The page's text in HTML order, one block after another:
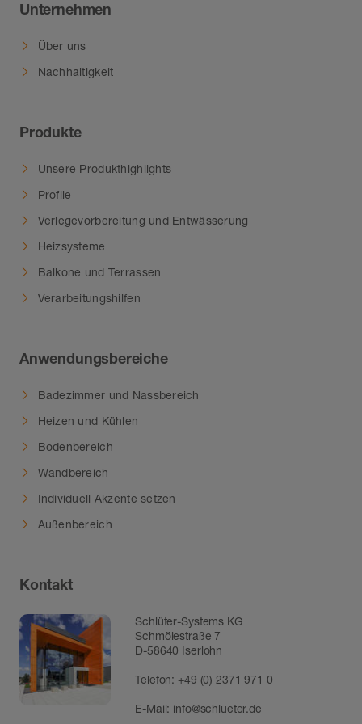
Unternehmen
Über uns
Nachhaltigkeit
Produkte
Unsere Produkthighlights
Profile
Verlegevorbereitung und Entwässerung
Heizsysteme
Balkone und Terrassen
Verarbeitungshilfen
Anwendungsbereiche
Badezimmer und Nassbereich
Heizen und Kühlen
Bodenbereich
Wandbereich
Individuell Akzente setzen
Außenbereich
Kontakt
Schlüter-Systems KG
Schmölestraße 7
D-58640 Iserlohn
Telefon:+49 (0) 2371 971 0
E-Mail: info@schlueter.de